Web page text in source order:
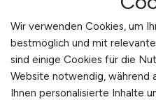
Verbände sowie
Prüfinstitutionen in
Bayern.
Wir verwenden Cookies, um
bestmöglich und mit
sind einige Cookies für die
Website notwendig, während
Ihnen personalisierte Inhalte